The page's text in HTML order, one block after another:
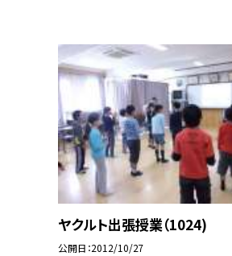
ヤクルト出張授業（1024)
公開日 2012/10/27